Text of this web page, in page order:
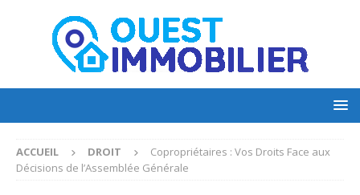
ACCUEIL DROIT
Copropriétaires : Vos Droits Face aux
Décisions de l’Assemblée Générale